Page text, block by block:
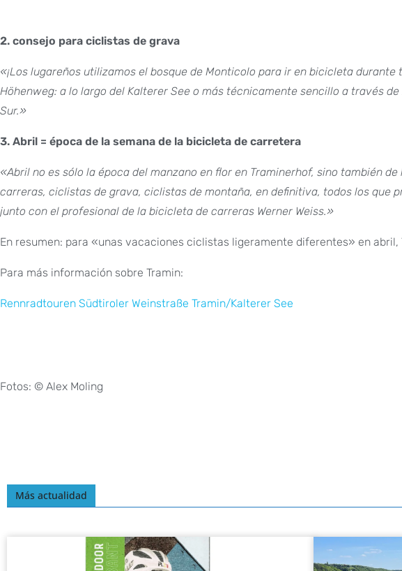
2. consejo para ciclistas de grava
«¡Los lugareños utilizamos el bosque de Monticolo para ir en bicicleta
Höhenweg: a lo largo del Kalterer See o más técnicamente sencillo a través
Sur.»
3. Abril = época de la semana de la bicicleta de carretera
«Abril no es sólo la época del manzano en flor en Traminerhof, sino también
carreras, ciclistas de grava, ciclistas de montaña, en definitiva, todos los que
junto con el profesional de la bicicleta de carreras Werner Weiss.»
En resumen: para «unas vacaciones ciclistas ligeramente diferentes» en
Para más información sobre Tramin:
Rennradtouren Südtiroler Weinstraße Tramin/Kalterer See
Fotos: © Alex Moling
Más actualidad